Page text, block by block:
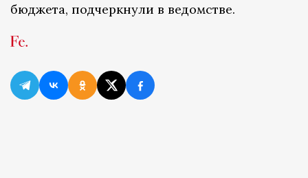
бюджета, подчеркнули в ведомстве.